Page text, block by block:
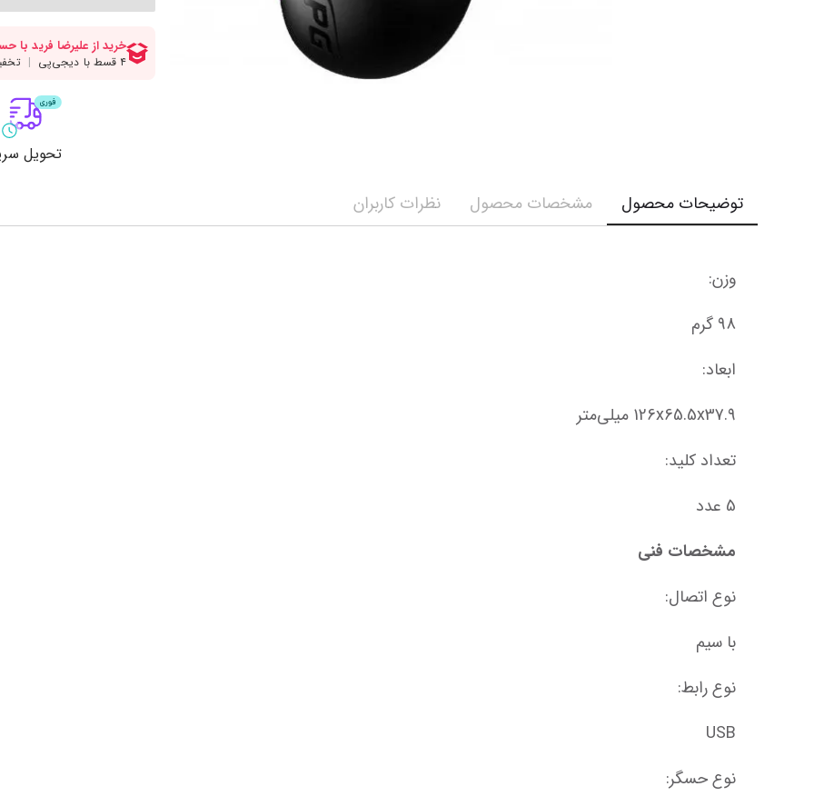
کابل‌ها
تحویل
توضیحات محصول مشخصات محصول نظرات کاربران
وزن:
98 گرم
ابعاد:
126x65.5x37.9 میلی‌متر
تعداد کلید:
5 عدد
مشخصات فنی
نوع اتصال:
با سیم
نوع رابط:
USB
نوع حسگر: